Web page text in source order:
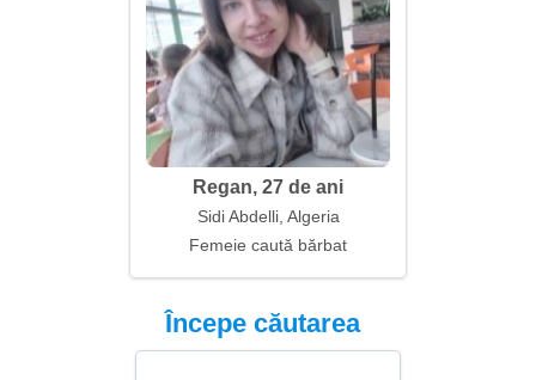
Regan, 27 de ani
Sidi Abdelli, Algeria
Femeie caută bărbat
Începe căutarea